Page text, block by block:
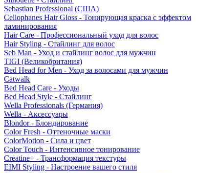
Sebastian Professional (США)
Cellophanes Hair Gloss - Тонирующая краска с эффектом
ламинирования
Hair Care - Профессиональный уход для волос
Hair Styling - Стайлинг для волос
Seb Man - Уход и стайлинг волос для мужчин
TIGI (Великобритания)
Bed Head for Men - Уход за волосами для мужчин
Catwalk
Bed Head Care - Уходы
Bed Head Style - Стайлинг
Wella Professionals (Германия)
Wella - Аксессуары
Blondor - Блондирование
Color Fresh - Оттеночные маски
ColorMotion - Сила и цвет
Color Touch - Интенсивное тонирование
Creatine+ - Трансформация текстуры
EIMI Styling - Настроение вашего стиля